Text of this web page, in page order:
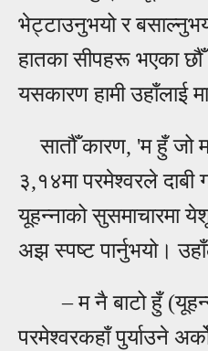
भेट्टाउनुभयो र
हातका सीपहरू भएका
यसकारण हामी उहाँलाई
सातौँ कारण, 'म हुँ जो
३,१४मा परमेश्वरले दाबी
यूहन्नाको सुसमाचारमा
अझ स्पष्ट पार्नुभयो।
–म नै बाटो हुँ
परमेश्वरकहाँ पुर्याउने